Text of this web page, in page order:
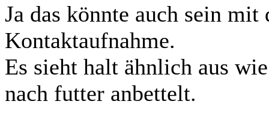
Ja das könnte auch sein
Kontaktaufnahme.
Es sieht halt ähnlich aus
nach futter anbettelt.